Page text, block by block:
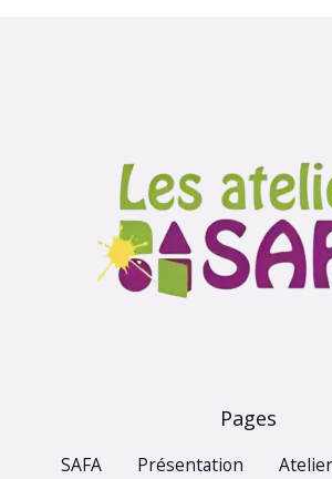
Pages
SAFA Présentation